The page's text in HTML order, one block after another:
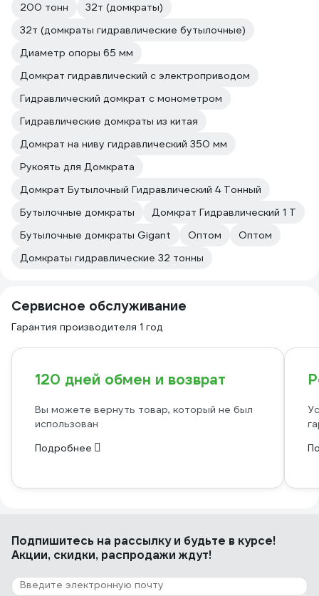
200 тонн
32т (домкраты)
32т (домкраты гидравлические бутылочные)
Диаметр опоры 65 мм
Домкрат гидравлический с электроприводом
Гидравлический домкрат с монометром
Гидравлические домкраты из китая
Домкрат на ниву гидравлический 350 мм
Рукоять для Домкрата
Домкрат Бутылочный Гидравлический 4 Тонный
Бутылочные домкраты
Домкрат Гидравлический 1 Т
Бутылочные домкраты Gigant
Оптом
Оптом
Домкраты гидравлические 32 тонны
Сервисное обслуживание
Гарантия производителя 1 год
120 дней обмен и возврат
Вы можете вернуть товар, который не был
использован
Подробнее
Подпишитесь на рассылкуи будьте в курсе!
Акции, скидки, распродажи ждут!